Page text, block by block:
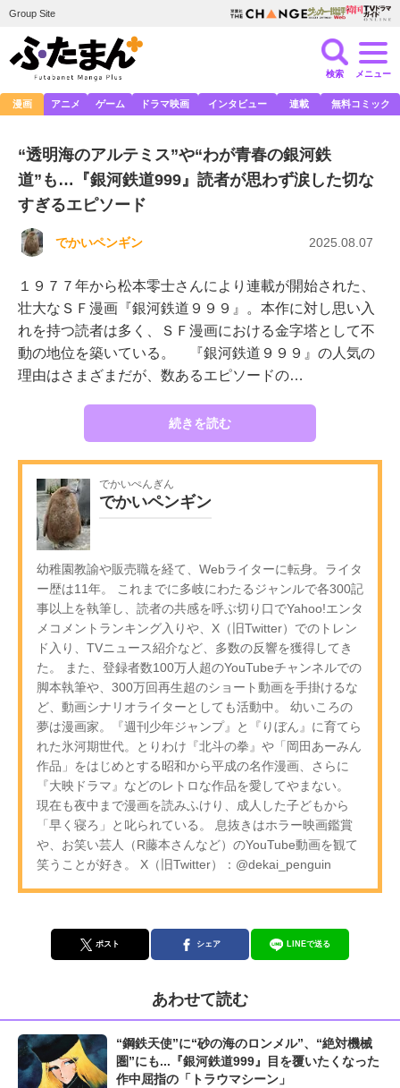
Group Site
検索 メニュー
漫画 アニメ ゲーム ドラマ映画 インタビュー 連載 無料コミック
“透明海のアルテミス”や“わが青春の銀河鉄
道”も…『銀河鉄道999』読者が思わず涙した切な
すぎるエピソード
でかいペンギン 2025.08.07
１９７７年から松本零士さんにより連載が開始された、
壮大なＳＦ漫画『銀河鉄道９９９』。本作に対し思い入
れを持つ読者は多く、ＳＦ漫画における金字塔として不
動の地位を築いている。 『銀河鉄道９９９』の人気の
理由はさまざまだが、数あるエピソードの…
続きを読む
でかいぺんぎん
でかいペンギン
幼稚園教諭や販売職を経て、Webライターに転身。ライタ
ー歴は11年。 これまでに多岐にわたるジャンルで各300記
事以上を執筆し、読者の共感を呼ぶ切り口でYahoo!エンタ
メコメントランキング入りや、X（旧Twitter）でのトレン
ド入り、TVニュース紹介など、多数の反響を獲得してき
た。 また、登録者数100万人超のYouTubeチャンネルでの
脚本執筆や、300万回再生超のショート動画を手掛けるな
ど、動画シナリオライターとしても活動中。 幼いころの
夢は漫画家。『週刊少年ジャンプ』と『りぼん』に育てら
れた氷河期世代。とりわけ『北斗の拳』や「岡田あーみん
作品」をはじめとする昭和から平成の名作漫画、さらに
『大映ドラマ』などのレトロな作品を愛してやまない。
現在も夜中まで漫画を読みふけり、成人した子どもから
「早く寝ろ」と叱られている。 息抜きはホラー映画鑑賞
や、お笑い芸人（R藤本さんなど）のYouTube動画を観て
笑うことが好き。 X（旧Twitter）：@dekai_penguin
ポスト シェア LINEで送る
あわせて読む
“鋼鉄天使”に“砂の海のロンメル”、“絶対機械
圏”にも...『銀河鉄道999』目を覆いたくなった
作中屈指の「トラウマシーン」